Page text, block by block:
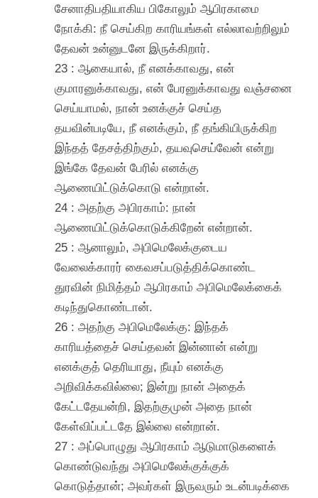
சேனாதிபதியாகிய பிகோலும் ஆபிரகாமை
நோக்கி: நீ செய்கிற காரியங்கள் எல்லாவற்றிலும்
தேவன் உன்னுடனே இருக்கிறார்.
23 : ஆகையால், நீ எனக்காவது, என்
குமாரனுக்காவது, என் பேரனுக்காவது வஞ்சனை
செய்யாமல், நான் உனக்குச் செய்த
தயவின்படியே, நீ எனக்கும், நீ தங்கியிருக்கிற
இந்தத் தேசத்திற்கும், தயவுசெய்வேன் என்று
இங்கே தேவன் பேரில் எனக்கு
ஆணையிட்டுக்கொடு என்றான்.
24 : அதற்கு அபிரகாம்: நான்
ஆணையிட்டுக்கொடுக்கிறேன் என்றான்.
25 : ஆனாலும், அபிமெலேக்குடைய
வேலைக்காரர் கைவசப்படுத்திக்கொண்ட
துரவின் நிமித்தம் ஆபிரகாம் அபிமெலேக்கைக்
கடிந்துகொண்டான்.
26 : அதற்கு அபிமெலேக்கு: இந்தக்
காரியத்தைச் செய்தவன் இன்னான் என்று
எனக்குத் தெரியாது, நீயும் எனக்கு
அறிவிக்கவில்லை; இன்று நான் அதைக்
கேட்டதேயன்றி, இதற்குமுன் அதை நான்
கேள்விப்பட்டதே இல்லை என்றான்.
27 : அப்பொழுது ஆபிரகாம் ஆடுமாடுகளைக்
கொண்டுவந்து அபிமெலேக்குக்குக்
கொடுத்தான்; அவர்கள் இருவரும் உடன்படிக்கை